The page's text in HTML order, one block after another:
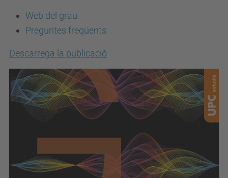
Web del grau
Preguntes freqüents
Descarrega la publicació